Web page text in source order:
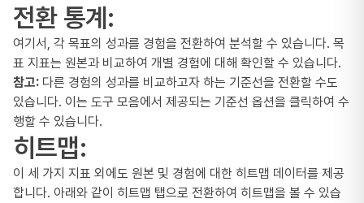
전환 통계:
여기서, 각 목표의 성과를 경험을 전환하여 분석할 수 있습니다. 목
표 지표는 원본과 비교하여 개별 경험에 대해 확인할 수 있습니다.
참고: 다른 경험의 성과를 비교하고자 하는 기준선을 전환할 수도
있습니다. 이는 도구 모음에서 제공되는 기준선 옵션을 클릭하여 수
행할 수 있습니다.
히트맵:
이 세 가지 지표 외에도 원본 및 경험에 대한 히트맵 데이터를 제공
합니다. 아래와 같이 히트맵 탭으로 전환하여 히트맵을 볼 수 있습